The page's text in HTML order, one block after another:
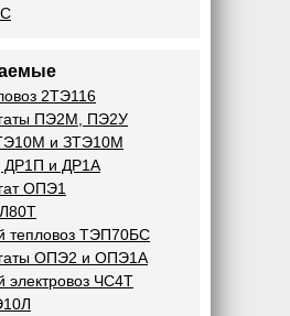
2ТЭ116
ПЭ2М, ПЭ2У
и ЗТЭ10М
ДР1П и ДР1А
ОПЭ1
тепловоз ТЭП70БС
ОПЭ2 и ОПЭ1А
электровоз ЧС4Т